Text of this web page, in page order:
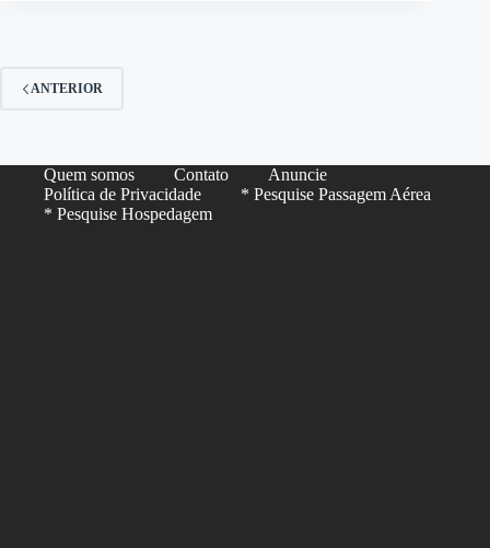
ANTERIOR
Quem somos Contato
Anuncie
Política de Privacidade
* Pesquise Passagem Aérea
* Pesquise Hospedagem